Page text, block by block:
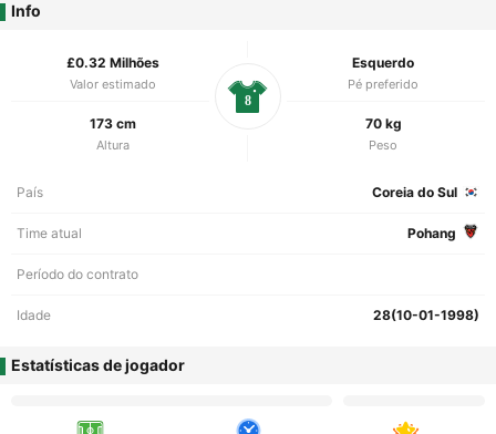
Info
£0.32 Milhões
Valor estimado
Esquerdo
Pé preferido
173 cm
Altura
70 kg
Peso
8
País Coreia do Sul
Time atual Pohang
Período do contrato
Idade 28(10-01-1998)
Estatísticas de jogador